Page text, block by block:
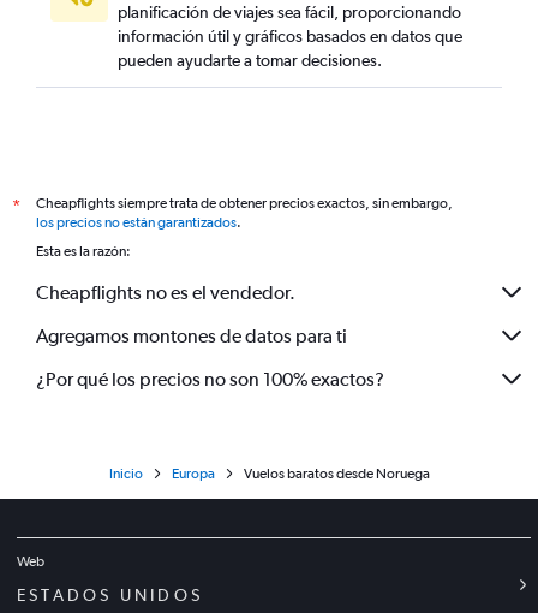
planificación de viajes sea fácil, proporcionando
información útil y gráficos basados en datos que
pueden ayudarte a tomar decisiones.
*
Cheapflights siempre trata de obtener precios exactos, sin embargo,
los precios no están garantizados.
Esta es la razón:
Cheapflights no es el vendedor.
Agregamos montones de datos para ti
¿Por qué los precios no son 100% exactos?
Inicio Europa Vuelos baratos desde Noruega
Web
ESTADOS UNIDOS